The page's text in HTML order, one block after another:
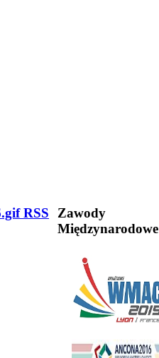
RSS
Zawody
Międzynarodowe